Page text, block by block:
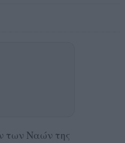
των Ναών της